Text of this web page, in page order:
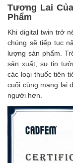
Tương Lai
Phẩm
Khi digital twin trở
chúng sẽ tiếp tục
lượng sản phẩm.
sản xuất, sự tin
các loại thuốc tiên
cuối cùng mang lại
người hơn.